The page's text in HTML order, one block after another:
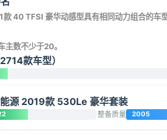
款 40 TFSI 豪华动感型具有相同动力组合的车
主数不少于20。
款车型）
源 2019款 530Le 豪华套装
整备质量 2005